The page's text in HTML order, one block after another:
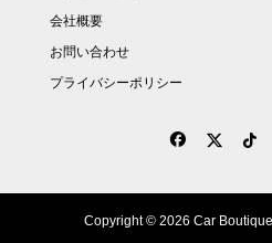
会社概要
お問い合わせ
プライバシーポリシー
Copyright © 2026 Car